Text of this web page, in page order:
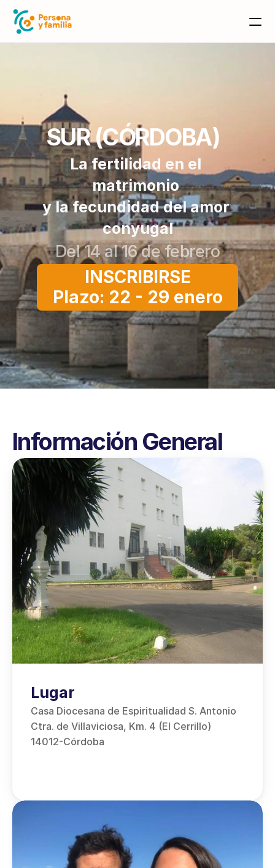
SUR (CÓRDOBA)
La fertilidad en el
matrimonio
y la fecundidad del amor
conyugal
Del 14 al 16 de febrero
INSCRIBIRSE
Plazo: 22 - 29 enero
Información General
Lugar
Casa Diocesana de Espiritualidad S. Antonio
Ctra. de Villaviciosa, Km. 4 (El Cerrillo)
14012-Córdoba